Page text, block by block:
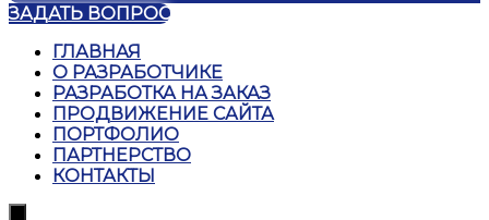
ЗАДАТЬ ВОПРОС
ГЛАВНАЯ
О РАЗРАБОТЧИКЕ
РАЗРАБОТКА НА ЗАКАЗ
ПРОДВИЖЕНИЕ САЙТА
ПОРТФОЛИО
ПАРТНЕРСТВО
КОНТАКТЫ